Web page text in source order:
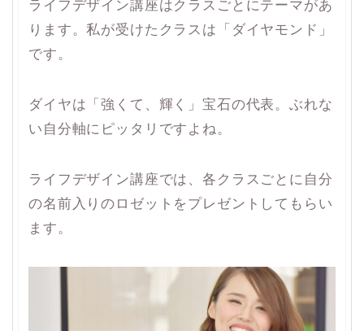
ライフデザイン講座はクラスごとにテーマがあ
ります。私が受けたクラスは「ダイヤモンド」
です。
ダイヤは「強くて、輝く」宝石の代表。ぶれな
い自分軸にピッタリですよね。
ライフデザイン講座では、各クラスごとに自分
の名前入りのロゼットをプレゼントしてもらい
ます。